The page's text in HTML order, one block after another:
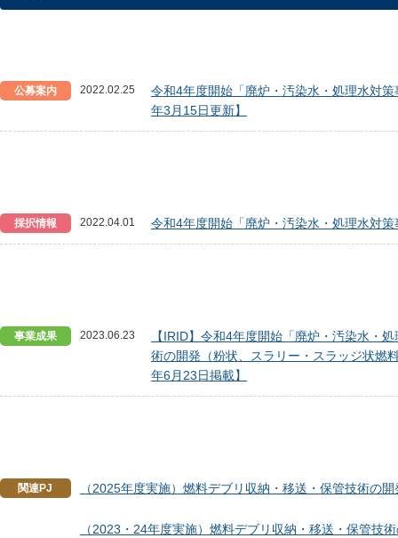
公募案内 2022.02.25
令和4年度開始「廃炉・汚染水・処理水対
年3月15日更新】
採択情報 2022.04.01 令和4年度開始「廃炉・汚染水・処理水対
事業成果 2023.06.23
【IRID】令和4年度開始「廃炉・汚染水・
術の開発（粉状、スラリー・スラッジ状燃
年6月23日掲載】
関連PJ （2025年度実施）燃料デブリ収納・移送・保管技術の開
（2023・24年度実施）燃料デブリ収納・移送・保管技